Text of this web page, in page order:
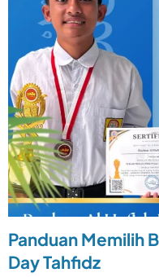
Panduan Memilih
Day Tahfidz